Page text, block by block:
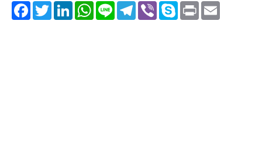
TwitterLinkedIn
WhatsApp Line
Telegram ViberSkype PrintEmail